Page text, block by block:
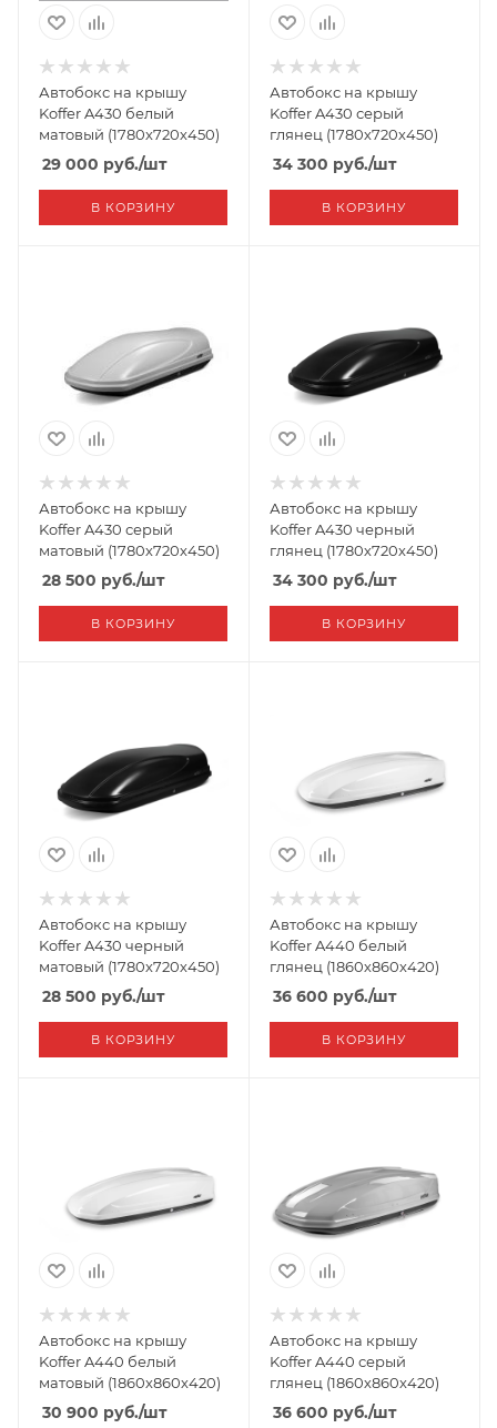
Автобокс на крышу
Koffer A430 белый
матовый (1780х720х450)
29 000 руб./шт
В КОРЗИНУ
Автобокс на крышу
Koffer A430 серый
глянец (1780х720х450)
34 300 руб./шт
В КОРЗИНУ
Автобокс на крышу
Koffer A430 серый
матовый (1780х720х450)
28 500 руб./шт
В КОРЗИНУ
Автобокс на крышу
Koffer A430 черный
глянец (1780х720х450)
34 300 руб./шт
В КОРЗИНУ
Автобокс на крышу
Koffer A430 черный
матовый (1780х720х450)
28 500 руб./шт
В КОРЗИНУ
Автобокс на крышу
Koffer A440 белый
глянец (1860х860х420)
36 600 руб./шт
В КОРЗИНУ
Автобокс на крышу
Koffer A440 белый
матовый (1860х860х420)
30 900 руб./шт
Автобокс на крышу
Koffer A440 серый
глянец (1860х860х420)
36 600 руб./шт